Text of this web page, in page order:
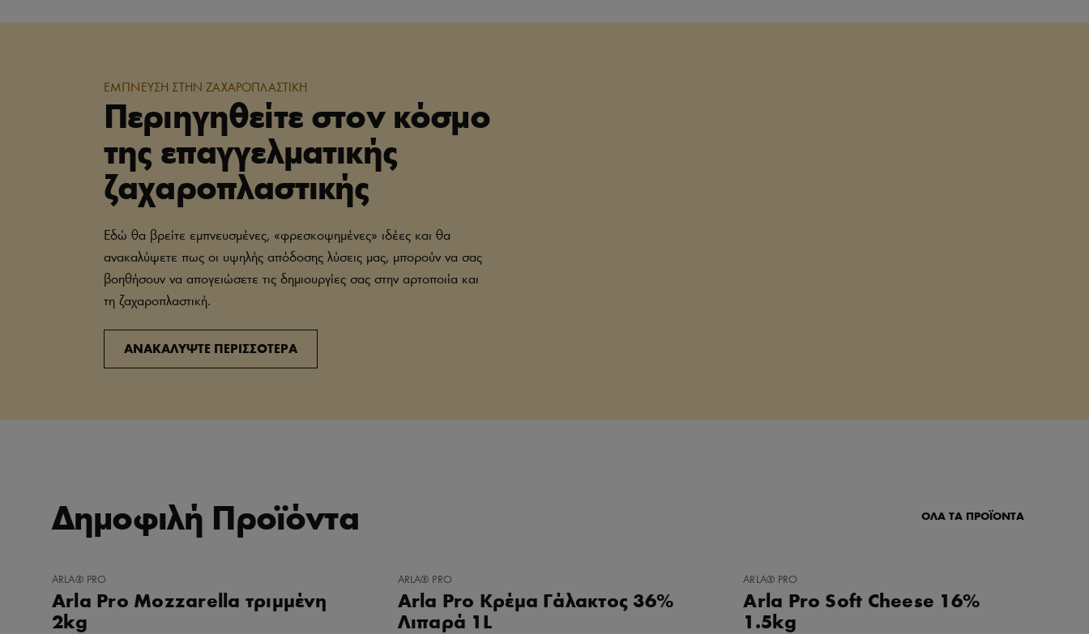
ΕΜΠΝΕΥΣΗ ΣΤΗΝ ΖΑΧΑΡΟΠΛΑΣΤΙΚΗ
Περιηγηθείτε στον κόσμο
της επαγγελματικής
ζαχαροπλαστικής
Εδώ θα βρείτε εμπνευσμένες, «φρεσκοψημένες» ιδέες και θα
ανακαλύψετε πως οι υψηλής απόδοσης λύσεις μας, μπορούν να σας
βοηθήσουν να απογειώσετε τις δημιουργίες σας στην αρτοποιία και
τη ζαχαροπλαστική.
ΑΝΑΚΑΛΥΨΤΕ ΠΕΡΙΣΣΟΤΕΡΑ
Δημοφιλή Προϊόντα ΟΛΑ ΤΑ ΠΡΟΪΟΝΤΑ
ΠΡΟΣΘΉΚΗ
ΑΓΑΠΗΜΈΝΑ
ARLA® PRO
Arla Pro Mozzarella τριμμένη
2kg
ΠΡΟΣΘΉΚΗ
ΑΓΑΠΗΜΈΝΑ
ARLA® PRO
Arla Pro Κρέμα Γάλακτος 36%
Λιπαρά 1L
ΠΡΟΣΘΉΚΗ
ΑΓΑΠΗΜΈΝΑ
ARLA® PRO
Arla Pro Soft Cheese 16%
1.5kg